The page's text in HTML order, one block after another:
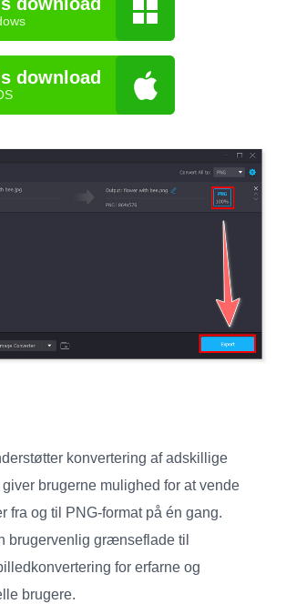
download
konvertering af adskillige
brugerne mulighed for at vende
fra og til PNG-format på én gang.
brugervenlig grænseflade til
for erfarne og
brugere.